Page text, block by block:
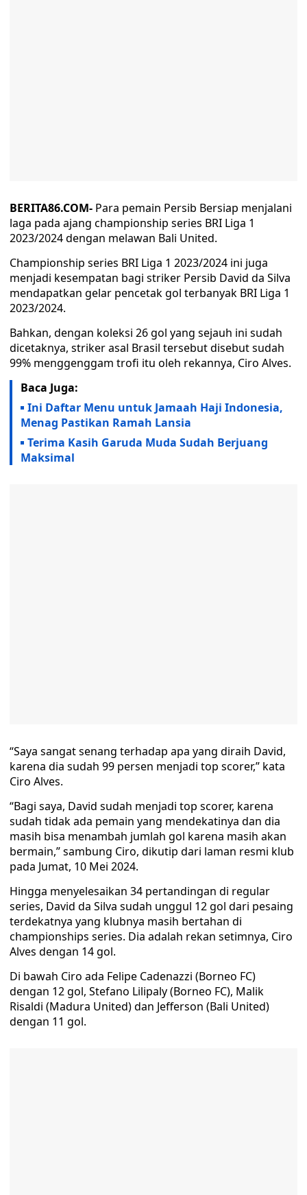
BERITA86.COM- Para pemain Persib Bersiap menjalani
laga pada ajang championship series BRI Liga 1
2023/2024 dengan melawan Bali United.
Championship series BRI Liga 1 2023/2024 ini juga
menjadi kesempatan bagi striker Persib David da Silva
mendapatkan gelar pencetak gol terbanyak BRI Liga 1
2023/2024.
Bahkan, dengan koleksi 26 gol yang sejauh ini sudah
dicetaknya, striker asal Brasil tersebut disebut sudah
99% menggenggam trofi itu oleh rekannya, Ciro Alves.
Baca Juga:
Ini Daftar Menu untuk Jamaah Haji Indonesia,
Menag Pastikan Ramah Lansia
Terima Kasih Garuda Muda Sudah Berjuang
Maksimal
“Saya sangat senang terhadap apa yang diraih David,
karena dia sudah 99 persen menjadi top scorer,” kata
Ciro Alves.
“Bagi saya, David sudah menjadi top scorer, karena
sudah tidak ada pemain yang mendekatinya dan dia
masih bisa menambah jumlah gol karena masih akan
bermain,” sambung Ciro, dikutip dari laman resmi klub
pada Jumat, 10 Mei 2024.
Hingga menyelesaikan 34 pertandingan di regular
series, David da Silva sudah unggul 12 gol dari pesaing
terdekatnya yang klubnya masih bertahan di
championships series. Dia adalah rekan setimnya, Ciro
Alves dengan 14 gol.
Di bawah Ciro ada Felipe Cadenazzi (Borneo FC)
dengan 12 gol, Stefano Lilipaly (Borneo FC), Malik
Risaldi (Madura United) dan Jefferson (Bali United)
dengan 11 gol.